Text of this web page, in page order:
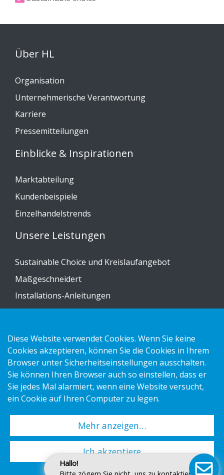
Hallo!
Über HL
Organisation
Unternehmerische Verantwortung
Karriere
Pressemitteilungen
Einblicke & Inspirationen
Marktabteilung
Kundenbeispiele
Einzelhandelstrends
Unsere Leistungen
Sustainable Choice und Kreislaufangebot
Maßgeschneidert
Installations-Anleitungen
Kontakt
Datenschutzerklärung
Cookies
Impressum
Copyright 2026 HL Display AB. All rights reserved.
Diese Website verwendet Cookies. Wenn Sie keine
Cookies akzeptieren, können Sie die Cookies in Ihrem
Browser unter Sicherheitseinstellungen ausschalten.
Sie können Ihren Browser auch so einstellen, dass er
Sie jedes Mal alarmiert, wenn eine Website versucht,
ein Cookie auf Ihren Computer zu legen.
Mehr anzeigen…
Ich akzeptiere